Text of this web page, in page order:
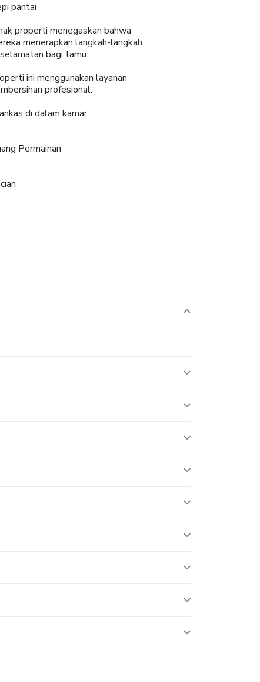
pantai
properti menegaskan bahwa
menerapkan langkah-langkah
bagi tamu.
ini menggunakan layanan
profesional.
di dalam kamar
Permainan